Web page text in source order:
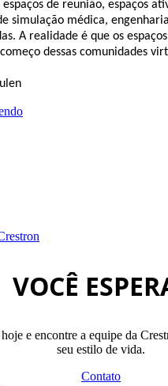
de reunião, espaços
simulação médica,
A realidade é que os
dessas comunidades
VOCÊ
e encontre a equipe da
seu estilo de vida.
Contato